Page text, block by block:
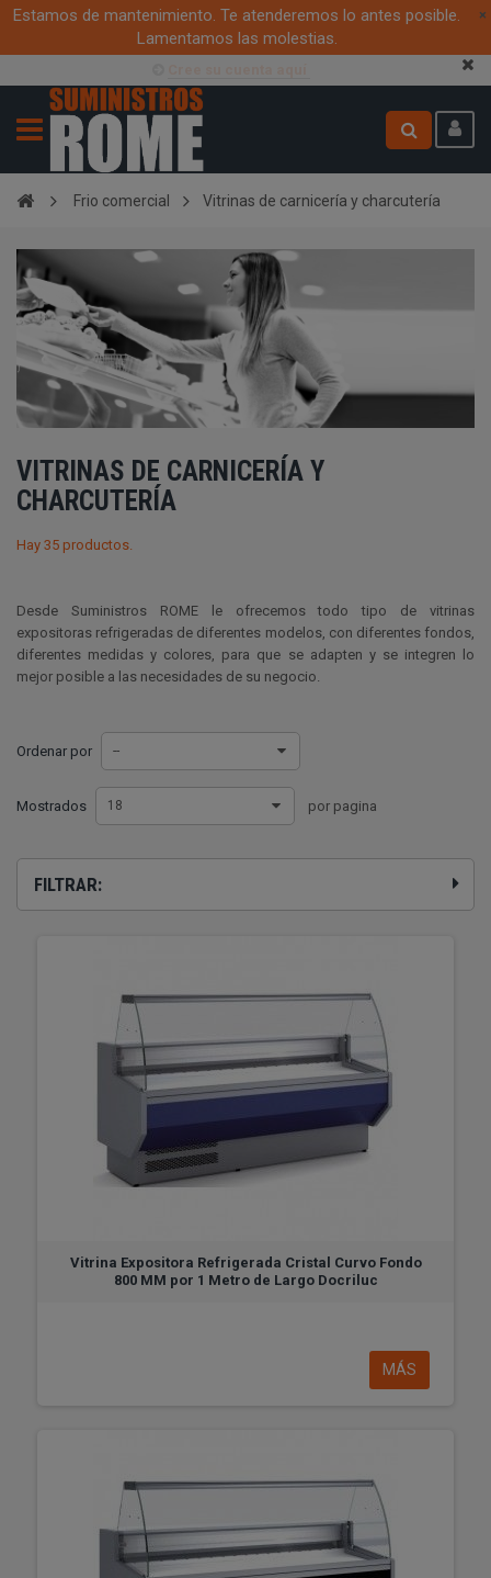
Estamos de mantenimiento. Te atenderemos lo antes posible.
Lamentamos las molestias.
×
Frio comercial Vitrinas de carnicería y charcutería
VITRINAS DE CARNICERÍA Y
CHARCUTERÍA
Hay 35 productos.
Desde Suministros ROME le ofrecemos todo tipo de vitrinas
expositoras refrigeradas de diferentes modelos, con diferentes fondos,
diferentes medidas y colores, para que se adapten y se integren lo
mejor posible a las necesidades de su negocio.
Ordenar por --
Mostrados 18 por pagina
FILTRAR:
Vitrina Expositora Refrigerada Cristal Curvo Fondo
800 MM por 1 Metro de Largo Docriluc
MÁS